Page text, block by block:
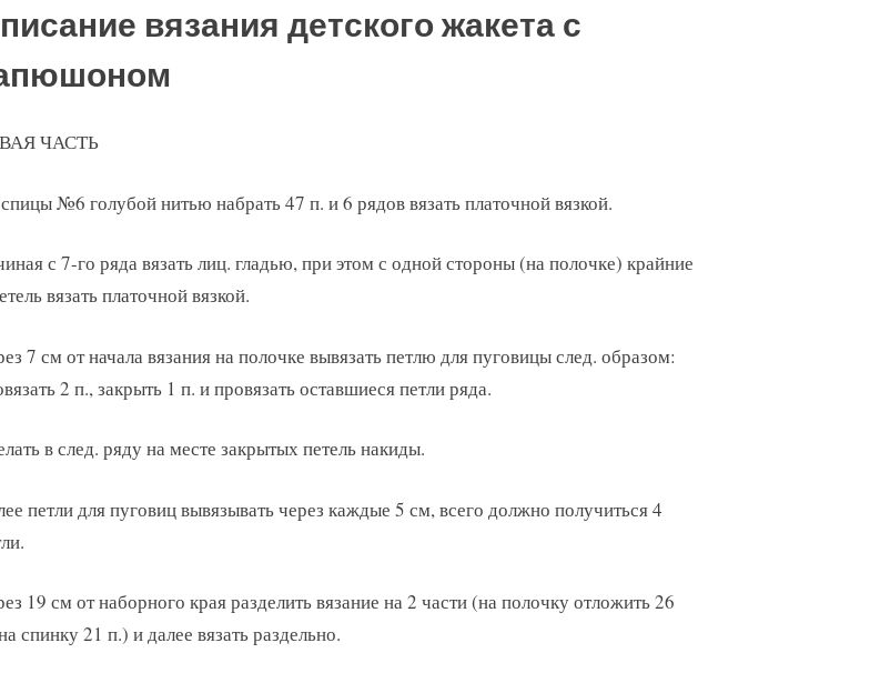
вязания детского жакета с
ЧАСТЬ
№6 голубой нитью набрать 47 п. и 6 рядов вязать платочной вязкой.
с 7-го ряда вязать лиц. гладью, при этом с одной стороны (на полочке) крайние
вязать платочной вязкой.
7 см от начала вязания на полочке вывязать петлю для пуговицы след. образом:
2 п., закрыть 1 п. и провязать оставшиеся петли ряда.
в след. ряду на месте закрытых петель накиды.
петли для пуговиц вывязывать через каждые 5 см, всего должно получиться 4
19 см от наборного края разделить вязание на 2 части (на полочку отложить 26
спинку 21 п.) и далее вязать раздельно.